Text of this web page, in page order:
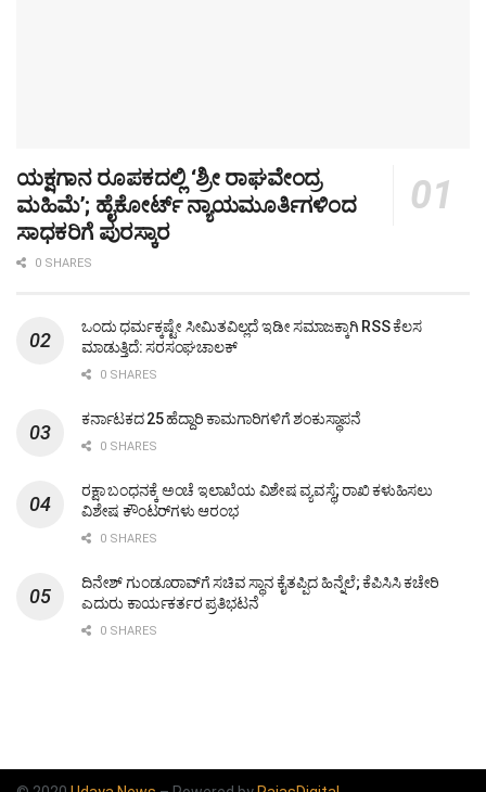
ಯಕ್ಷಗಾನ ರೂಪಕದಲ್ಲಿ ‘ಶ್ರೀ ರಾಘವೇಂದ್ರ
ಮಹಿಮೆ’; ಹೈಕೋರ್ಟ್ ನ್ಯಾಯಮೂರ್ತಿಗಳಿಂದ
ಸಾಧಕರಿಗೆ ಪುರಸ್ಕಾರ
0 SHARES
ಒಂದು ಧರ್ಮಕ್ಕಷ್ಟೇ ಸೀಮಿತವಿಲ್ಲದೆ ಇಡೀ ಸಮಾಜಕ್ಕಾಗಿ RSS ಕೆಲಸ
ಮಾಡುತ್ತಿದೆ: ಸರಸಂಘಚಾಲಕ್
0 SHARES
ಕರ್ನಾಟಕದ 25 ಹೆದ್ದಾರಿ ಕಾಮಗಾರಿಗಳಿಗೆ ಶಂಕುಸ್ಥಾಪನೆ
0 SHARES
ರಕ್ಷಾ ಬಂಧನಕ್ಕೆ ಅಂಚೆ ಇಲಾಖೆಯ ವಿಶೇಷ ವ್ಯವಸ್ಥೆ; ರಾಖಿ ಕಳುಹಿಸಲು
ವಿಶೇಷ ಕೌಂಟರ್‌ಗಳು ಆರಂಭ
0 SHARES
ದಿನೇಶ್ ಗುಂಡೂರಾವ್‌ಗೆ ಸಚಿವ ಸ್ಥಾನ ಕೈತಪ್ಪಿದ ಹಿನ್ನೆಲೆ; ಕೆಪಿಸಿಸಿ ಕಚೇರಿ
ಎದುರು ಕಾರ್ಯಕರ್ತರ ಪ್ರತಿಭಟನೆ
0 SHARES